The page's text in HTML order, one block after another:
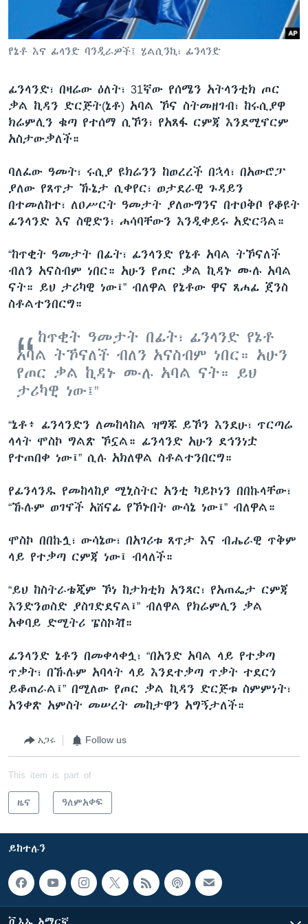
ቋንቋዎች
የኔቶ እና ፊላንድ ባንዲራዎች፤ ሄልሲንኪ፣ ፊንላንድ
ፊንላንድ፣ በዛሬው ዕለት፣ 31ኛው የሰሜን አትላንቲክ ጦር
ቃል ኪዳን ድርጅት(ኔቶ) አባል ኾና ስትመዘገብ፣ ከሩሲያዋ
ክሬምሊን ቁጣ የተሰማ ሲኾን፣ የአጸፋ ርምጃ እንደሚኖርም
አስታውቃለች።
ባለፈው ዓመት፣ ሩሲያ ዩክሬንን ከወረረች በኋላ፣ በአውሮፓ
ያለው የጸጥታ ኹኔታ ሲቀየር፣ ወታደራዊ ጉዳይን
በተመለከተ፣ ለዐሥርት ዓመታት ያለውግንና በተዐቅቦ የቆዩት
ፊንላንድ እና ስዊድን፣ ሐሳባቸውን እንዲቀይሩ አድርጓል።
“ከጥቂት ዓመታት በፊት፣ ፊንላንድ የኔቶ አባል ትኾናለች
ብለን አናስብም ነበር። አሁን የጦር ቃል ኪዳኑ ሙሉ አባል
ናት። ይህ ታሪካዊ ነው፤” ብለዋል የኔቶው ዋና ጸሐፊ ጀንስ
ስቶልተንበርግ።
ከጥቂት ዓመታት በፊት፣ ፊንላንድ የኔቶ
አባል ትኾናለች ብለን አናስብም ነበር። አሁን
የጦር ቃል ኪዳኑ ሙሉ አባል ናት። ይህ
ታሪካዊ ነው፤”
“ኔቶ፥ ፊንላንድን ለመከላከል ዝግጁ ይኾን እንደሁ፣ ጥርጣሬ
ላላት ሞስኮ ግልጽ ኾኗል። ፊንላንድ አሁን ደኅንነቷ
የተጠበቀ ነው፤” ሲሉ አክለዋል ስቶልተንበርግ።
የፊንላንዱ የመከላከያ ሚኒስትር አንቲ ካይኮነን በበኩላቸው፣
“ኹሉም ወገኖች አሸናፊ የኾኑበት ውሳኔ ነው፤” ብለዋል።
ሞስኮ በበኩሏ፣ ውሳኔው፣ በአገሪቱ ጸጥታ እና ብሔራዊ ጥቅም
ላይ የተቃጣ ርምጃ ነው፤ ብላለች።
“ይህ ከስትራቴጂም ኾነ ከታክቲክ አንጻር፣ የአጠፌታ ርምጃ
እንድንወስድ ያስገድደናል፤” ብለዋል የክሬምሊን ቃል
አቀባይ ድሚትሪ ፔስኮቭ።
ፊንላንድ ኔቶን በመቀላቀሏ፣ “በአንድ አባል ላይ የተቃጣ
ጥቃት፣ በኹሉም አባላት ላይ እንደተቃጣ ጥቃት ተደርጎ
ይቆጠራል፤” በሚለው የጦር ቃል ኪዳን ድርጅቱ ስምምነት፣
አንቀጽ አምስት መሠረት መከታዋን አግኝታለች።
አጋሩ Follow us
This item is part of
ዜና ዓለምአቀፍ
ይከተሉን